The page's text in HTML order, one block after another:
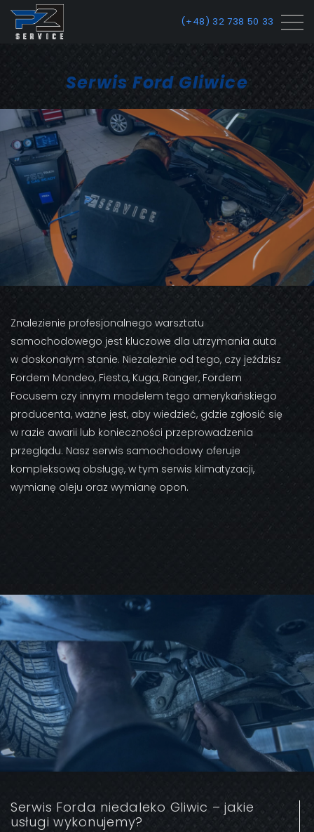
(+48) 32 738 50 33
Serwis Ford Gliwice
Znalezienie profesjonalnego warsztatu
samochodowego jest kluczowe dla utrzymania auta
w doskonałym stanie. Niezależnie od tego, czy jeździsz
Fordem Mondeo, Fiesta, Kuga, Ranger, Fordem
Focusem czy innym modelem tego amerykańskiego
producenta, ważne jest, aby wiedzieć, gdzie zgłosić się
w razie awarii lub konieczności przeprowadzenia
przeglądu. Nasz serwis samochodowy oferuje
kompleksową obsługę, w tym serwis klimatyzacji,
wymianę oleju oraz wymianę opon.
Serwis Forda niedaleko Gliwic – jakie
usługi wykonujemy?